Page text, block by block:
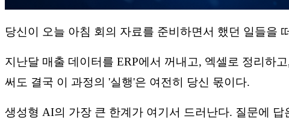
당신이 오늘 아침 회의 자료를 준비하면서 했던 일들을
지난달 매출 데이터를 ERP에서 꺼내고, 엑셀로 정리하
써도 결국 이 과정의 '실행'은 여전히 당신 몫이다.
생성형 AI의 가장 큰 한계가 여기서 드러난다. 질문에 답